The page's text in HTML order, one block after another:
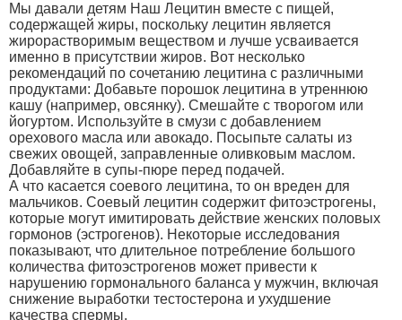
Мы давали детям Наш Лецитин вместе с пищей,
содержащей жиры, поскольку лецитин является
жирорастворимым веществом и лучше усваивается
именно в присутствии жиров. Вот несколько
рекомендаций по сочетанию лецитина с различными
продуктами: Добавьте порошок лецитина в утреннюю
кашу (например, овсянку). Смешайте с творогом или
йогуртом. Используйте в смузи с добавлением
орехового масла или авокадо. Посыпьте салаты из
свежих овощей, заправленные оливковым маслом.
Добавляйте в супы-пюре перед подачей.
А что касается соевого лецитина, то он вреден для
мальчиков. Соевый лецитин содержит фитоэстрогены,
которые могут имитировать действие женских половых
гормонов (эстрогенов). Некоторые исследования
показывают, что длительное потребление большого
количества фитоэстрогенов может привести к
нарушению гормонального баланса у мужчин, включая
снижение выработки тестостерона и ухудшение
качества спермы.